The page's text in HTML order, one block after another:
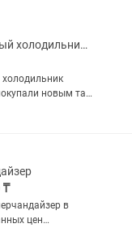
Продаю витринный холодильник 2 метра
новым так
нет потребности
длина 2
₸
в
цен